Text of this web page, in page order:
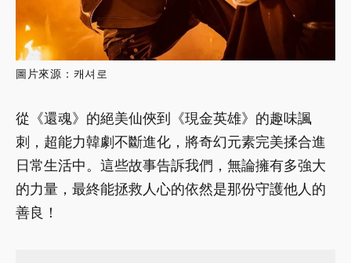
圖片來源：캐셔로
從《還魂》的絕美仙俠到《現金英雄》的趣味諷
刺，超能力韓劇不斷進化，將奇幻元素完美揉合進
日常生活中。這些故事告訴我們，無論擁有多強大
的力量，最終能拯救人心的依然是那份守護他人的
善良！